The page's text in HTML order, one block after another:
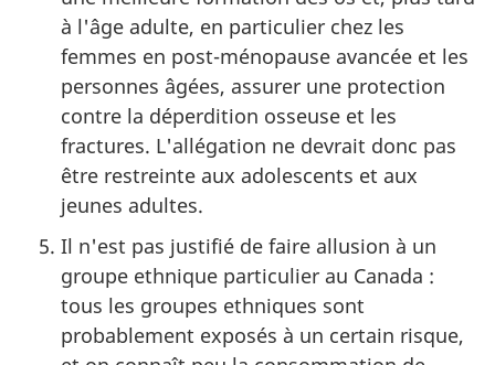
à l'âge adulte, en particulier chez les
femmes en post-ménopause avancée et les
personnes âgées, assurer une protection
contre la déperdition osseuse et les
fractures. L'allégation ne devrait donc pas
être restreinte aux adolescents et aux
jeunes adultes.
Il n'est pas justifié de faire allusion à un
groupe ethnique particulier au Canada :
tous les groupes ethniques sont
probablement exposés à un certain risque,